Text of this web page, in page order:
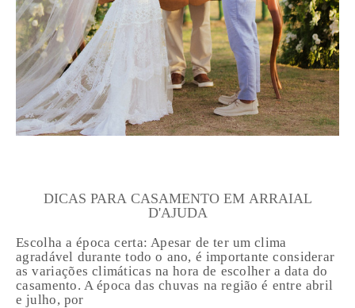
DICAS PARA CASAMENTO EM ARRAIAL
D'AJUDA
Escolha a época certa: Apesar de ter um clima
agradável durante todo o ano, é importante considerar
as variações climáticas na hora de escolher a data do
casamento. A época das chuvas na região é entre abril
e julho, por